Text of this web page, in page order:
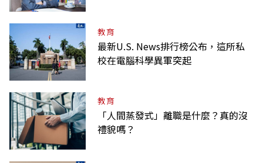
教育
最新U.S. News排行榜公布，這所私
校在電腦科學異軍突起
教育
「人間蒸發式」離職是什麼？真的沒
禮貌嗎？